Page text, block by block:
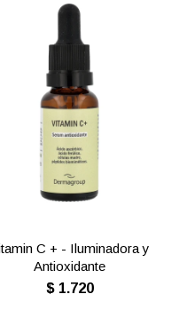
C + - Iluminadora y
Antioxidante
$ 1.720